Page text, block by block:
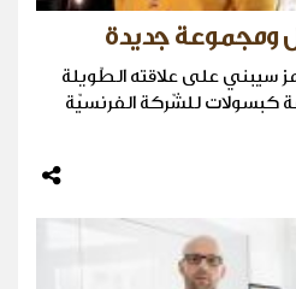
ومجموعة جديدة
سيبني على علاقته الطّويلة
كبسولات للشّركة الفرنسيّة